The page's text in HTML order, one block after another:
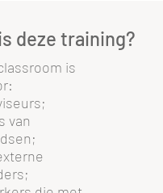
deze training?
is
van